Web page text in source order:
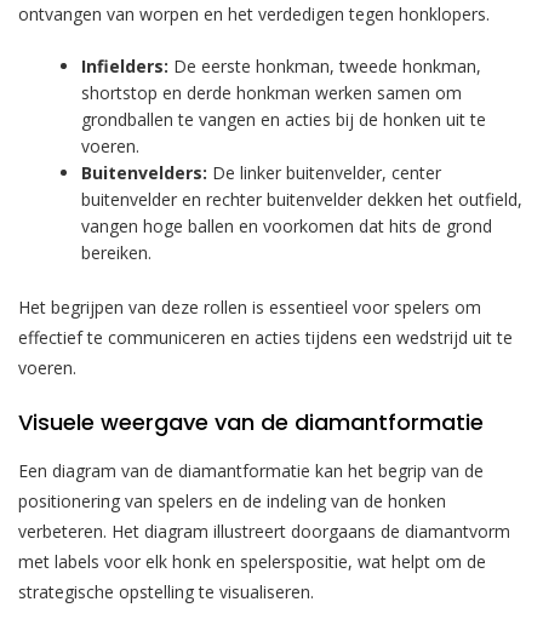
ontvangen van worpen en het verdedigen tegen honklopers.
Infielders: De eerste honkman, tweede honkman,
shortstop en derde honkman werken samen om
grondballen te vangen en acties bij de honken uit te
voeren.
Buitenvelders: De linker buitenvelder, center
buitenvelder en rechter buitenvelder dekken het outfield,
vangen hoge ballen en voorkomen dat hits de grond
bereiken.
Het begrijpen van deze rollen is essentieel voor spelers om
effectief te communiceren en acties tijdens een wedstrijd uit te
voeren.
Visuele weergave van de diamantformatie
Een diagram van de diamantformatie kan het begrip van de
positionering van spelers en de indeling van de honken
verbeteren. Het diagram illustreert doorgaans de diamantvorm
met labels voor elk honk en spelerspositie, wat helpt om de
strategische opstelling te visualiseren.